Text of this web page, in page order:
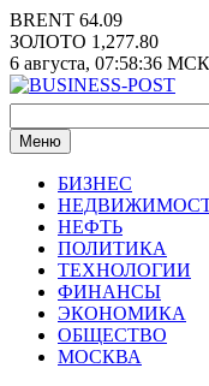
Перейти
к
содержимому
BRENT 64.09
ЗОЛОТО 1,277.80
6 августа, 07:58:36 МСК
Меню
БИЗНЕС
НЕФТЬ
ПОЛИТИКА
ТЕХНОЛОГИИ
ФИНАНСЫ
ЭКОНОМИКА
ОБЩЕСТВО
МОСКВА